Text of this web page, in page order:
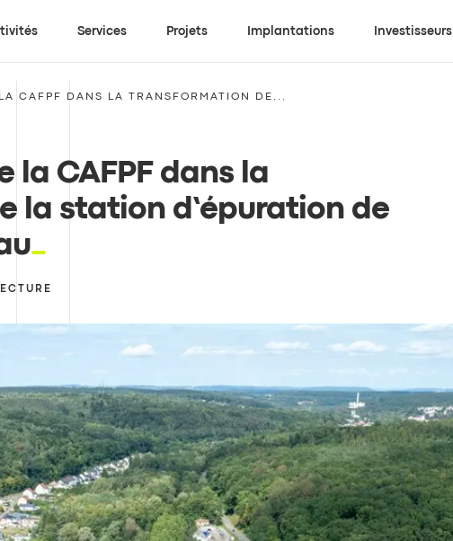
Services Projets Implantations Investisseurs
CAFPF DANS LA TRANSFORMATION DE...
la CAFPF dans la
la station d’épuration de